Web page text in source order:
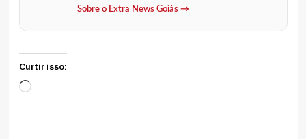
Sobre o Extra News Goiás →
Curtir isso:
Carregando...